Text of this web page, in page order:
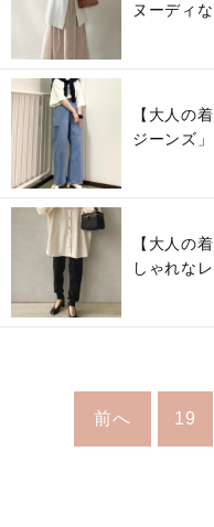
ヌーディ
【大人の
ジーンズ
【大人の
しゃれな
前へ 19